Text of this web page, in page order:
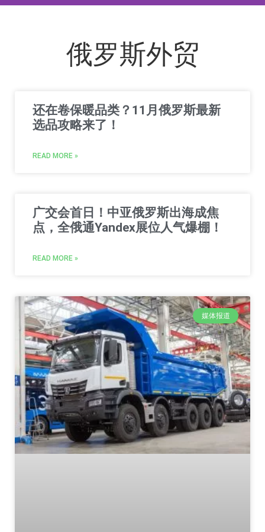
俄罗斯外贸
还在卷保暖品类？11月俄罗斯最新
选品攻略来了！
READ MORE »
广交会首日！中亚俄罗斯出海成焦
点，全俄通Yandex展位人气爆棚！
READ MORE »
媒体报道